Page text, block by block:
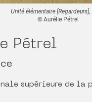
Unité élémentaire [Regardeurs],
© Aurélie Pétrel
Pétrel
supérieure de la